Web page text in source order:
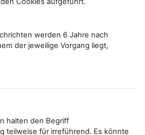
werden 6 Jahre nach
der jeweilige Vorgang liegt,
halten den Begriff
teilweise für irreführend. Es könnte